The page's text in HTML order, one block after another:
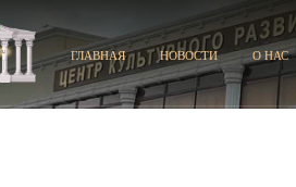
ГЛАВНАЯ НОВОСТИ О НАС